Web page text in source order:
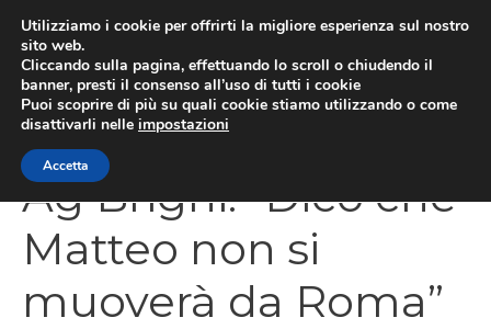
contenuto
Ag Brighi: “Dico che
Matteo non si
muoverà da Roma”
Utilizziamo i cookie per offrirti la migliore esperienza sul nostro
sito web.
Cliccando sulla pagina, effettuando lo scroll o chiudendo il
banner, presti il consenso all’uso di tutti i cookie
Puoi scoprire di più su quali cookie stiamo utilizzando o come
disattivarli nelle impostazioni
Accetta